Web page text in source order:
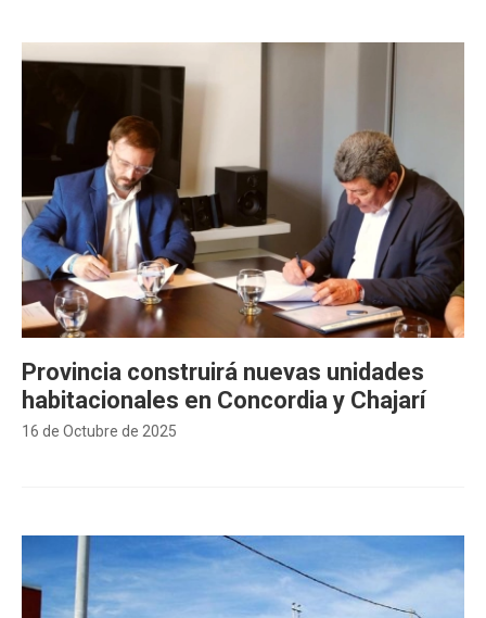
16 de Octubre de 2025
Provincia construirá nuevas unidades
habitacionales en Concordia y Chajarí